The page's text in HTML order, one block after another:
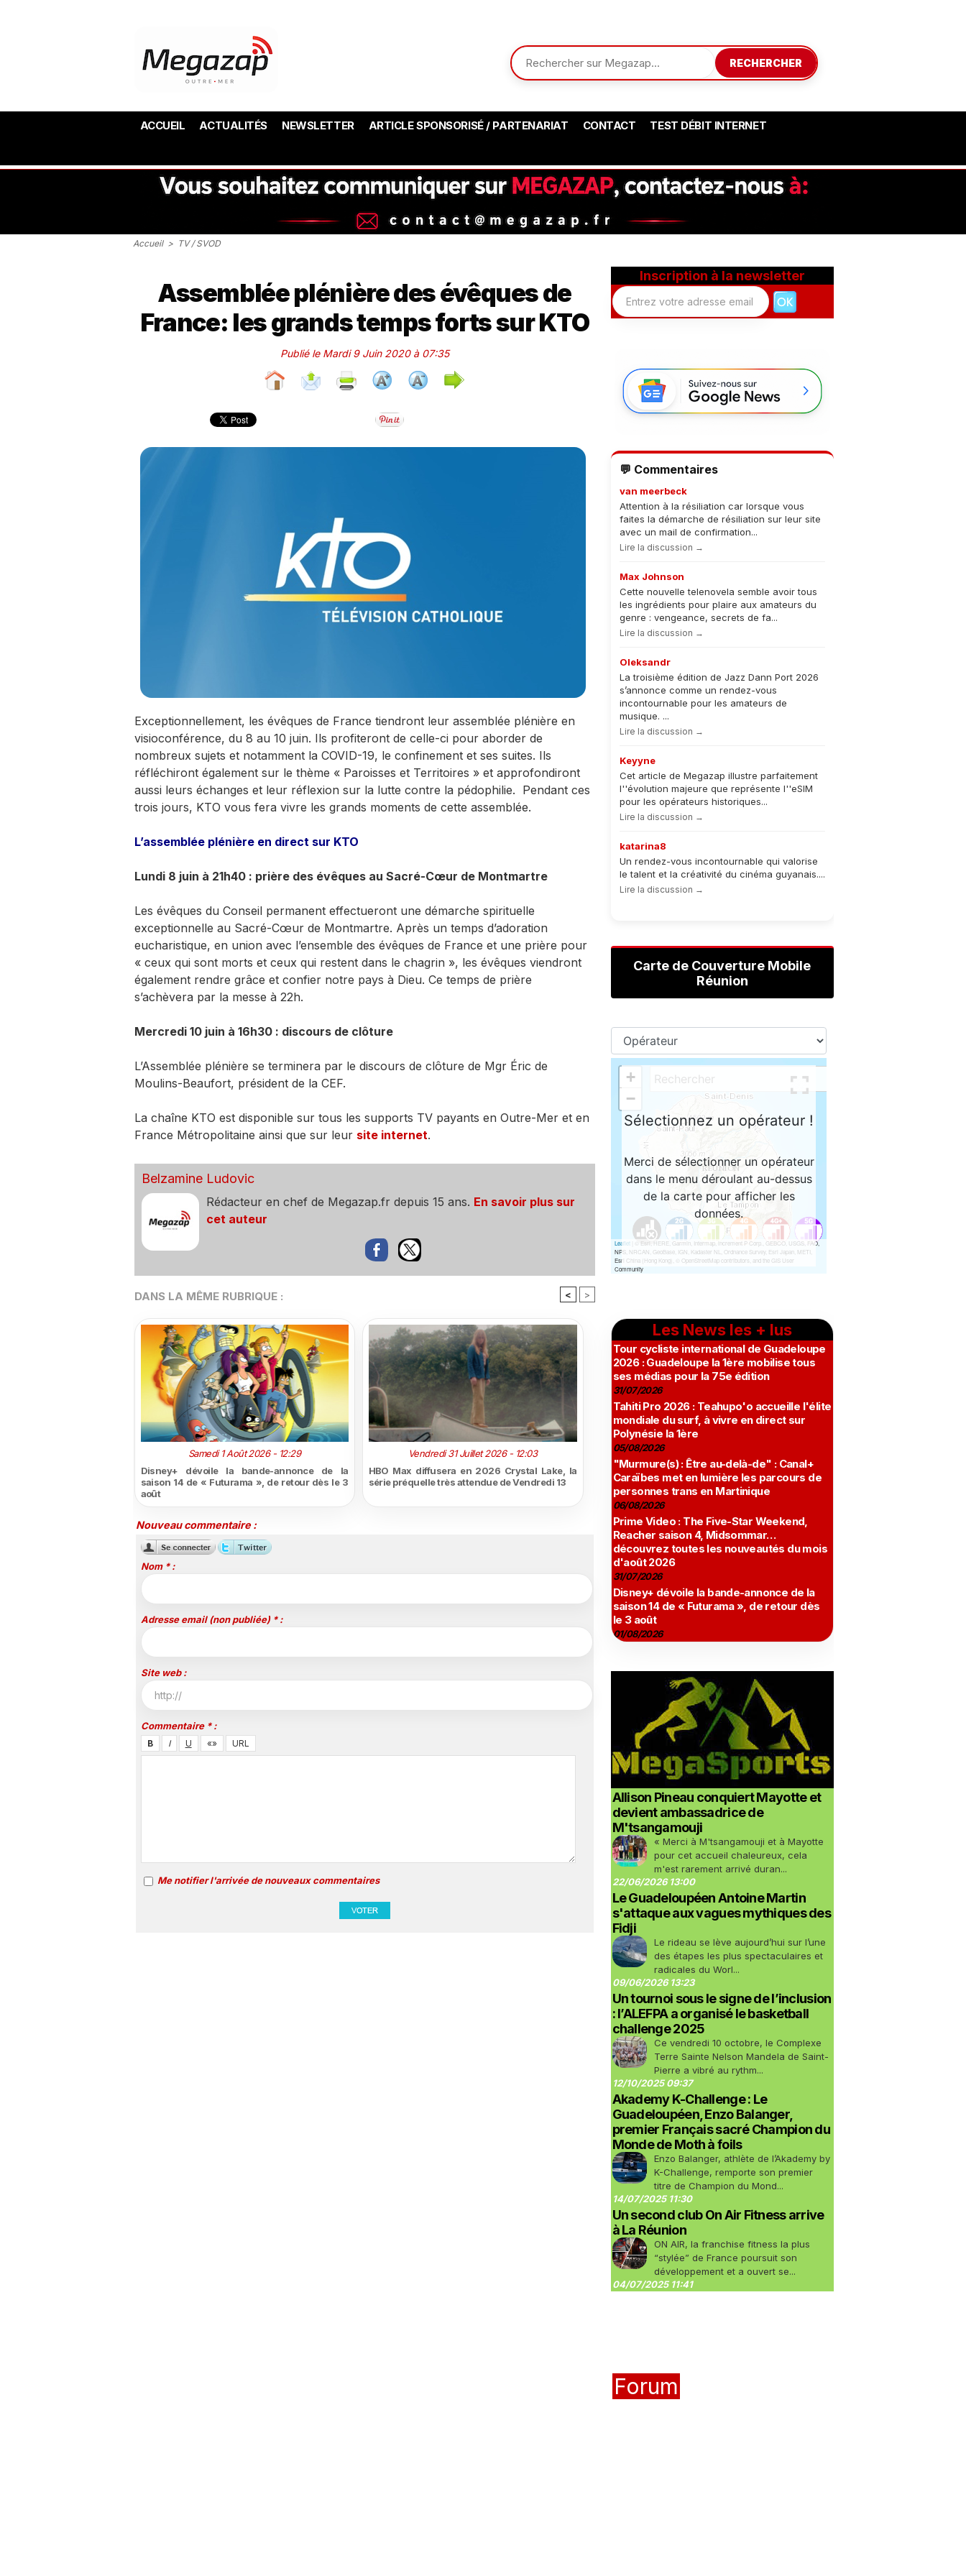
RECHERCHER
ACCUEIL ACTUALITÉS NEWSLETTER ARTICLE SPONSORISÉ / PARTENARIAT CONTACT TEST DÉBIT INTERNET
Accueil > TV / SVOD
Assemblée plénière des évêques de
France: les grands temps forts sur KTO
Publié le Mardi 9 Juin 2020 à 07:35
Exceptionnellement, les évêques de France tiendront leur assemblée plénière en
visioconférence, du 8 au 10 juin. Ils profiteront de celle-ci pour aborder de
nombreux sujets et notamment la COVID-19, le confinement et ses suites. Ils
réfléchiront également sur le thème « Paroisses et Territoires » et approfondiront
aussi leurs échanges et leur réflexion sur la lutte contre la pédophilie. Pendant ces
trois jours, KTO vous fera vivre les grands moments de cette assemblée.
L’assemblée plénière en direct sur KTO
Lundi 8 juin à 21h40 : prière des évêques au Sacré-Cœur de Montmartre
Les évêques du Conseil permanent effectueront une démarche spirituelle
exceptionnelle au Sacré-Cœur de Montmartre. Après un temps d’adoration
eucharistique, en union avec l’ensemble des évêques de France et une prière pour
« ceux qui sont morts et ceux qui restent dans le chagrin », les évêques viendront
également rendre grâce et confier notre pays à Dieu. Ce temps de prière
s’achèvera par la messe à 22h.
Mercredi 10 juin à 16h30 : discours de clôture
L’Assemblée plénière se terminera par le discours de clôture de Mgr Éric de
Moulins-Beaufort, président de la CEF.
La chaîne KTO est disponible sur tous les supports TV payants en Outre-Mer et en
France Métropolitaine ainsi que sur leur site internet.
Belzamine Ludovic
Rédacteur en chef de Megazap.fr depuis 15 ans. En savoir plus sur
cet auteur
DANS LA MÊME RUBRIQUE : < >
Samedi 1 Août 2026 - 12:29
Disney+ dévoile la bande-annonce de la
saison 14 de « Futurama », de retour dès le 3
août
Vendredi 31 Juillet 2026 - 12:03
HBO Max diffusera en 2026 Crystal Lake, la
série préquelle très attendue de Vendredi 13
Nouveau commentaire :
Nom * :
Adresse email (non publiée) * :
Site web :
Commentaire * :
Me notifier l'arrivée de nouveaux commentaires
Inscription à la newsletter
💬 Commentaires
van meerbeck
Attention à la résiliation car lorsque vous
faites la démarche de résiliation sur leur site
avec un mail de confirmation...
Lire la discussion →
Max Johnson
Cette nouvelle telenovela semble avoir tous
les ingrédients pour plaire aux amateurs du
genre : vengeance, secrets de fa...
Lire la discussion →
Oleksandr
La troisième édition de Jazz Dann Port 2026
s’annonce comme un rendez-vous
incontournable pour les amateurs de
musique. ...
Lire la discussion →
Keyyne
Cet article de Megazap illustre parfaitement
l''évolution majeure que représente l''eSIM
pour les opérateurs historiques...
Lire la discussion →
katarina8
Un rendez-vous incontournable qui valorise
le talent et la créativité du cinéma guyanais....
Lire la discussion →
Carte de Couverture Mobile
Réunion
Les News les + lus
Tour cycliste international de Guadeloupe
2026 : Guadeloupe la 1ère mobilise tous
ses médias pour la 75e édition
31/07/2026
Tahiti Pro 2026 : Teahupo'o accueille l'élite
mondiale du surf, à vivre en direct sur
Polynésie la 1ère
05/08/2026
"Murmure(s) : Être au-delà-de" : Canal+
Caraïbes met en lumière les parcours de
personnes trans en Martinique
06/08/2026
Prime Video : The Five-Star Weekend,
Reacher saison 4, Midsommar…
découvrez toutes les nouveautés du mois
d'août 2026
31/07/2026
Disney+ dévoile la bande-annonce de la
saison 14 de « Futurama », de retour dès
le 3 août
01/08/2026
Allison Pineau conquiert Mayotte et
devient ambassadrice de
M'tsangamouji
« Merci à M'tsangamouji et à Mayotte
pour cet accueil chaleureux, cela
m'est rarement arrivé duran...
22/06/2026 13:00
Le Guadeloupéen Antoine Martin
s'attaque aux vagues mythiques des
Fidji
Le rideau se lève aujourd’hui sur l’une
des étapes les plus spectaculaires et
radicales du Worl...
09/06/2026 13:23
Un tournoi sous le signe de l’inclusion
: l’ALEFPA a organisé le basketball
challenge 2025
Ce vendredi 10 octobre, le Complexe
Terre Sainte Nelson Mandela de Saint-
Pierre a vibré au rythm...
12/10/2025 09:37
Akademy K-Challenge : Le
Guadeloupéen, Enzo Balanger,
premier Français sacré Champion du
Monde de Moth à foils
Enzo Balanger, athlète de l’Akademy by
K-Challenge, remporte son premier
titre de Champion du Mond...
14/07/2025 11:30
Un second club On Air Fitness arrive
à La Réunion
ON AIR, la franchise fitness la plus
“stylée” de France poursuit son
développement et a ouvert se...
04/07/2025 11:41
Forum